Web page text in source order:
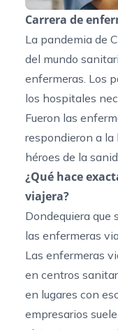
Carrera de
La pandemia de
del mundo
enfermeras. Los
los hospitales
Fueron las
respondieron a la
héroes de la
¿Qué hace
viajera?
Dondequiera que
las enfermeras
Las enfermeras
en centros
en lugares con
empresarios